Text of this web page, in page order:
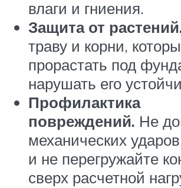
влаги и гниения.
Защита от
траву и корни,
прорастать под
нарушать его
Профилактика
повреждений. Не
механических
и не перегружайте
сверх расчетной